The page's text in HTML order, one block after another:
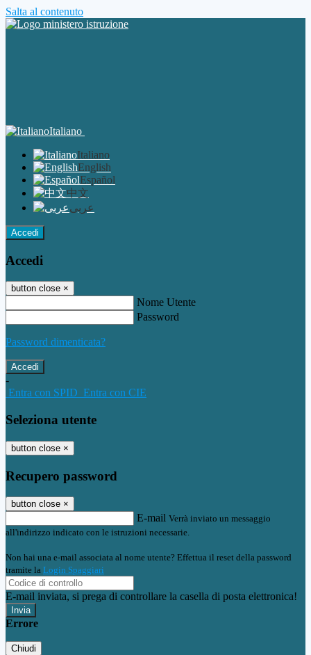
Salta al contenuto
Italiano
Italiano
English
Español
中文
عربى
Accedi
Accedi
button close ×
Nome Utente
Password
Password dimenticata?
-
Entra con SPID Entra con CIE
Seleziona utente
button close ×
Recupero password
button close ×
E-mail Verrà inviato un messaggio
all'indirizzo indicato con le istruzioni necessarie.
Non hai una e-mail associata al nome utente? Effettua il reset della password
tramite la Login Spaggiari
E-mail inviata, si prega di controllare la casella di posta elettronica!
Errore
Chiudi